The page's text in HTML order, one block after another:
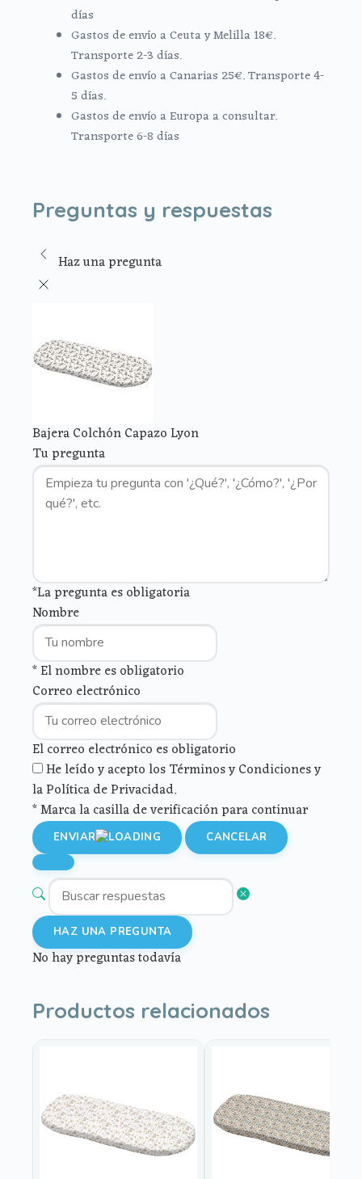
días
Gastos de envío a Ceuta y Melilla 18€.
Transporte 2-3 días.
Gastos de envío a Canarias 25€. Transporte 4-
5 días.
Gastos de envío a Europa a consultar.
Transporte 6-8 días
Preguntas y respuestas
Haz una pregunta
Bajera Colchón Capazo Lyon
Tu pregunta
*La pregunta es obligatoria
Nombre
* El nombre es obligatorio
Correo electrónico
El correo electrónico es obligatorio
He leído y acepto los Términos y Condiciones y
la Política de Privacidad.
* Marca la casilla de verificación para continuar
ENVIAR CANCELAR
HAZ UNA PREGUNTA
No hay preguntas todavía
Productos relacionados